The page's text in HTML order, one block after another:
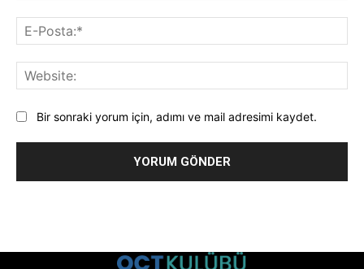
Bir sonraki yorum için, adımı ve mail adresimi kaydet.